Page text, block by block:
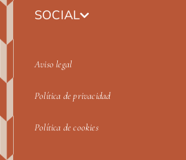
SOCIAL
Aviso legal
Política de privacidad
Política de cookies